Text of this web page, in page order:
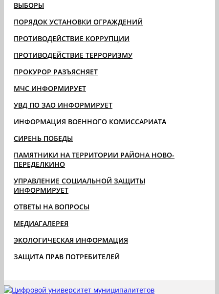
ВЫБОРЫ
ПОРЯДОК УСТАНОВКИ ОГРАЖДЕНИЙ
ПРОТИВОДЕЙСТВИЕ КОРРУПЦИИ
ПРОТИВОДЕЙСТВИЕ ТЕРРОРИЗМУ
ПРОКУРОР РАЗЪЯСНЯЕТ
МЧС ИНФОРМИРУЕТ
УВД ПО ЗАО ИНФОРМИРУЕТ
ИНФОРМАЦИЯ ВОЕННОГО КОМИССАРИАТА
СИРЕНЬ ПОБЕДЫ
ПАМЯТНИКИ НА ТЕРРИТОРИИ РАЙОНА НОВО-
ПЕРЕДЕЛКИНО
УПРАВЛЕНИЕ СОЦИАЛЬНОЙ ЗАЩИТЫ
ИНФОРМИРУЕТ
ОТВЕТЫ НА ВОПРОСЫ
МЕДИАГАЛЕРЕЯ
ЭКОЛОГИЧЕСКАЯ ИНФОРМАЦИЯ
ЗАЩИТА ПРАВ ПОТРЕБИТЕЛЕЙ